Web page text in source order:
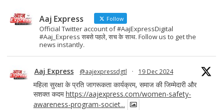
Aaj Express Follow
Official Twitter account of #AajExpressDigital
#Aaj_Express सबसे पहले, सच के साथ. Follow us to get the
news instantly.
Aaj Express @aajexpressdgtl · 19 Dec 2024
महिला सुरक्षा के प्रति जागरूकता कार्यक्रम, समाज की जिम्मेदारी और
सशक्त कदमhttps://aajexpress.com/women-safety-
awareness-program-societ...